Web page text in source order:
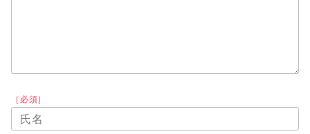
［必須］